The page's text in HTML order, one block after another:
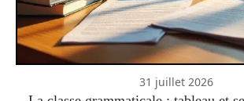
31 juillet 2026